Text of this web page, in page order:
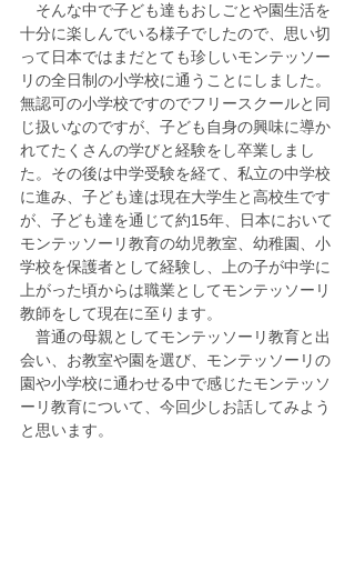
そんな中で子ども達もおしごとや園生活を
十分に楽しんでいる様子でしたので、思い切
って日本ではまだとても珍しいモンテッソー
リの全日制の小学校に通うことにしました。
無認可の小学校ですのでフリースクールと同
じ扱いなのですが、子ども自身の興味に導か
れてたくさんの学びと経験をし卒業しまし
た。その後は中学受験を経て、私立の中学校
に進み、子ども達は現在大学生と高校生です
が、子ども達を通じて約15年、日本において
モンテッソーリ教育の幼児教室、幼稚園、小
学校を保護者として経験し、上の子が中学に
上がった頃からは職業としてモンテッソーリ
教師をして現在に至ります。
普通の母親としてモンテッソーリ教育と出
会い、お教室や園を選び、モンテッソーリの
園や小学校に通わせる中で感じたモンテッソ
ーリ教育について、今回少しお話してみよう
と思います。